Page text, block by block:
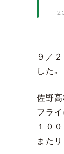
９／
した。
佐野
フラ
１０
また